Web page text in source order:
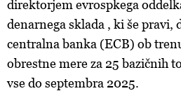
direktorjem evrospkega
denarnega sklada , ki še pravi,
centralna banka (ECB) ob
obrestne mere za 25 bazičnih
vse do septembra 2025.